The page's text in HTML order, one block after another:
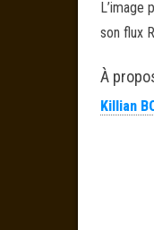
L’image
son flux
À
Killian